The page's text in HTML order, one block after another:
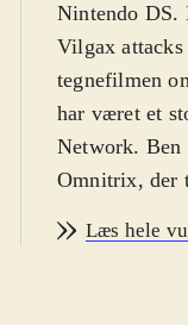
Nintendo DS.
Vilgax attacks
tegnefilmen
har været et
Network.
Omnitrix, der
ydre rum,
Læs hele